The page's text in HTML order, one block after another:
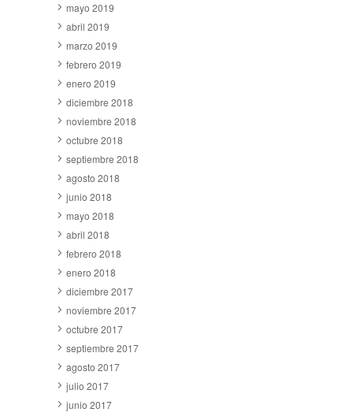
mayo 2019
abril 2019
marzo 2019
febrero 2019
enero 2019
diciembre 2018
noviembre 2018
octubre 2018
septiembre 2018
agosto 2018
junio 2018
mayo 2018
abril 2018
febrero 2018
enero 2018
diciembre 2017
noviembre 2017
octubre 2017
septiembre 2017
agosto 2017
julio 2017
junio 2017